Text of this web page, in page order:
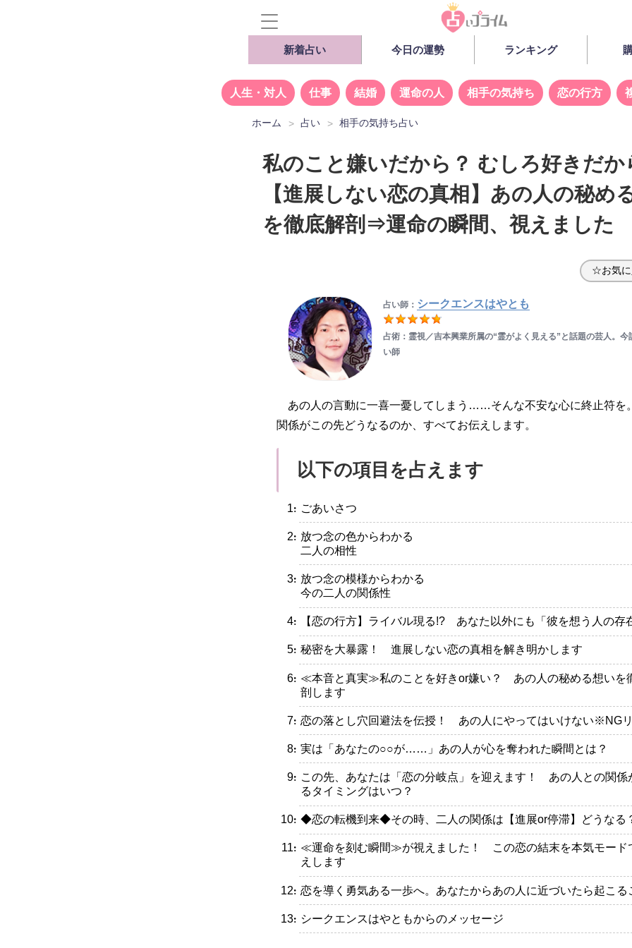
新着占い 今日の運勢 ランキング
人生・対人 仕事 結婚 運命の人 相手の気持ち 恋の行方
ホーム 占い 相手の気持ち占い
私のこと嫌いだから？ むしろ好きだか
【進展しない恋の真相】あの人の秘め
を徹底解剖⇒運命の瞬間、視えました
☆お気に
占い師： シークエンスはやとも
占術：霊視／吉本興業所属の“霊がよく見える”と話題の芸人。今
い師
あの人の言動に一喜一憂してしまう……そんな不安な心に終止符を
関係がこの先どうなるのか、すべてお伝えします。
以下の項目を占えます
・ごあいさつ
・放つ念の色からわかる
二人の相性
・放つ念の模様からわかる
今の二人の関係性
・【恋の行方】ライバル現る!? あなた以外にも「彼を想う人の存
・秘密を大暴露！ 進展しない恋の真相を解き明かします
・≪本音と真実≫私のことを好きor嫌い？ あの人の秘める想いを
剖します
・恋の落とし穴回避法を伝授！ あの人にやってはいけない※NG
・実は「あなたの○○が……」あの人が心を奪われた瞬間とは？
・この先、あなたは「恋の分岐点」を迎えます！ あの人との関係
るタイミングはいつ？
・◆恋の転機到来◆その時、二人の関係は【進展or停滞】どうなる
・≪運命を刻む瞬間≫が視えました！ この恋の結末を本気モード
えします
・恋を導く勇気ある一歩へ。あなたからあの人に近づいたら起こる
・シークエンスはやともからのメッセージ